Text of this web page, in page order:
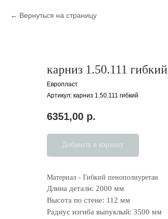
Вернуться на страницу
карниз 1.50.111 гибкий
Европласт
Артикул: карниз 1.50.111 гибкий
6351,00 р.
Добавить в корзину
Материал - Гибкий пенополиуретан
Длина детали: 2000 мм
Высота по стене: 112 мм
Радиус изгиба выпуклый: 3500 мм